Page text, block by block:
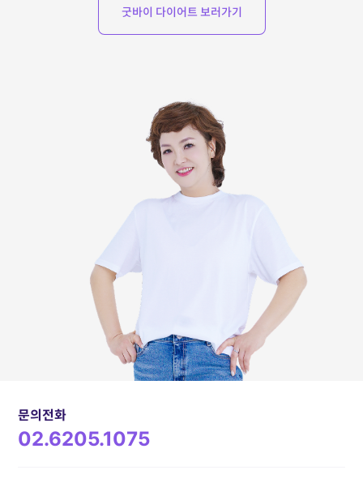
굿바이 다이어트 보러가기
문의전화
02.6205.1075